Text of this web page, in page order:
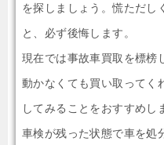
を探しましょう。慌ただし
と、必ず後悔します。
現在では事故車買取を標榜
動かなくても買い取ってく
してみることをおすすめし
車検が残った状態で車を処